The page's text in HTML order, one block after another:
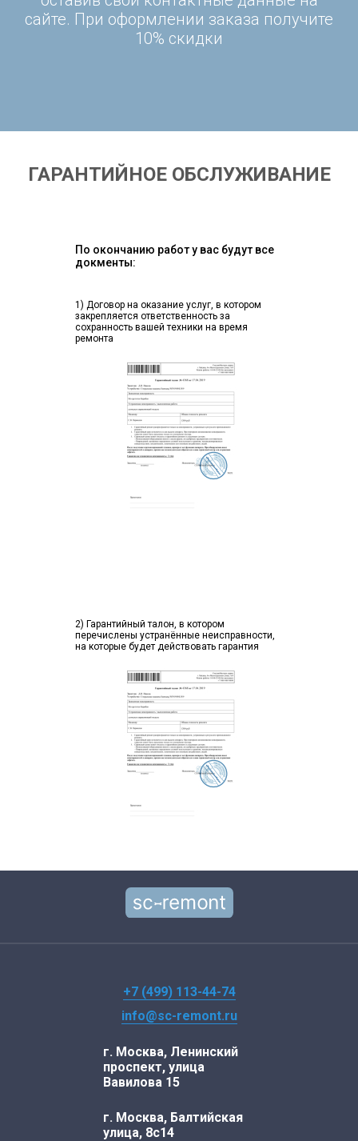
сайте. При оформлении заказа получите
10% скидки
ГАРАНТИЙНОЕ ОБСЛУЖИВАНИЕ
По окончанию работ у вас будут все
докменты:
1) Договор на оказание услуг, в котором
закрепляется ответственность за
сохранность вашей техники на время
ремонта
2) Гарантийный талон, в котором
перечислены устранённые неисправности,
на которые будет действовать гарантия
+7 (499) 113-44-74
info@sc-remont.ru
г. Москва, Ленинский
проспект, улица
Вавилова 15
г. Москва, Балтийская
улица, 8с14